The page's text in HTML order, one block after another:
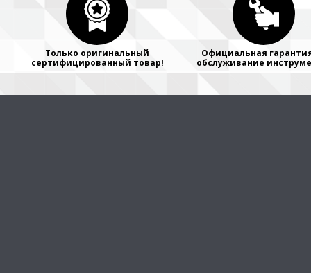
Только оригинальный
сертифицированный товар!
Официальная
обслуживание